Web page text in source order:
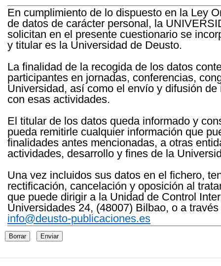
En cumplimiento de lo dispuesto en la Ley
de datos de carácter personal, la
solicitan en el presente cuestionario se
y titular es la Universidad de Deusto.
La finalidad de la recogida de los datos
participantes en jornadas, conferencias,
Universidad, así como el envío y difusión
con esas actividades.
El titular de los datos queda informado y
pueda remitirle cualquier información que
finalidades antes mencionadas, a otras
actividades, desarrollo y fines de la
Una vez incluidos sus datos en el fichero,
rectificación, cancelación y oposición al
que puede dirigir a la Unidad de Control
Universidades 24, (48007) Bilbao, o a
info@deusto-publicaciones.es
Borrar Enviar